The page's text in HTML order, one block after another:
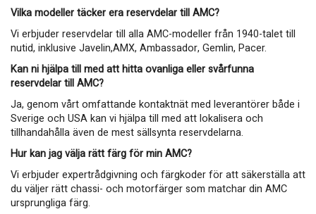
Vilka modeller täcker era reservdelar till AMC?
Vi erbjuder reservdelar till alla AMC-modeller från 1940-talet till
nutid, inklusive Javelin,AMX, Ambassador, Gemlin, Pacer.
Kan ni hjälpa till med att hitta ovanliga eller svårfunna
reservdelar till AMC?
Ja, genom vårt omfattande kontaktnät med leverantörer både i
Sverige och USA kan vi hjälpa till med att lokalisera och
tillhandahålla även de mest sällsynta reservdelarna.
Hur kan jag välja rätt färg för min AMC?
Vi erbjuder expertrådgivning och färgkoder för att säkerställa att
du väljer rätt chassi- och motorfärger som matchar din AMC
ursprungliga färg.